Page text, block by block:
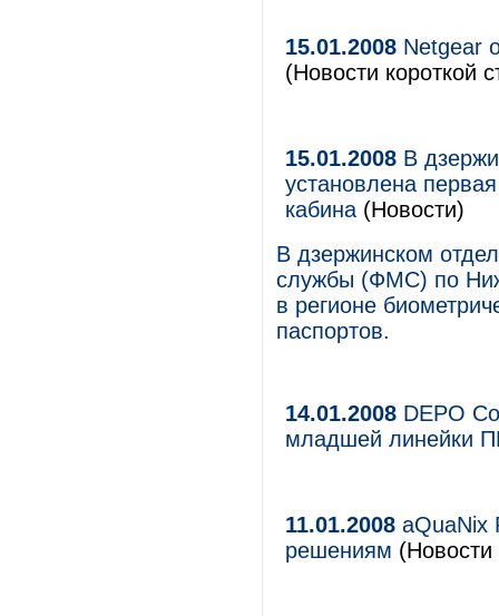
15.01.2008 Netgear
(Новости короткой
15.01.2008 В
установлена
кабина (Новости)
В дзержинском
службы (ФМС) по
в регионе
паспортов.
14.01.2008 DEPO
младшей линейки
11.01.2008 aQuaNix
решениям (Новости